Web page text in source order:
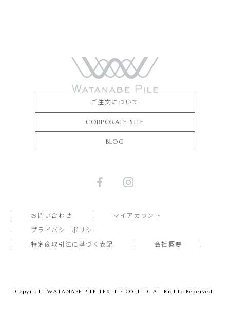
ご注文について
CORPORATE SITE
BLOG
お問い合わせ
マイアカウント
プライバシーポリシー
特定商取引法に基づく表記
会社概要
Copyright WATANABE PILE TEXTILE CO.,LTD. All Rights Reserved.